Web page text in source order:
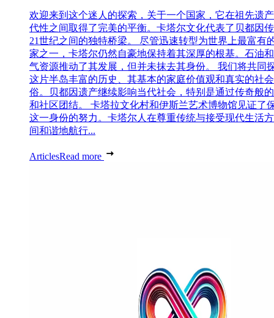
欢迎来到这个迷人的探索，关于一个国家，它在祖先遗
代性之间取得了完美的平衡。卡塔尔文化代表了贝都因
21世纪之间的独特桥梁。 尽管迅速转型为世界上最富有
家之一，卡塔尔仍然自豪地保持着其深厚的根基。石油
气资源推动了其发展，但并未抹去其身份。 我们将共同
这片半岛丰富的历史、其基本的家庭价值观和真实的社
俗。贝都因遗产继续影响当代社会，特别是通过传奇般
和社区团结。 卡塔拉文化村和伊斯兰艺术博物馆见证了
这一身份的努力。卡塔尔人在尊重传统与接受现代生活
间和谐地航行...
ArticlesRead more